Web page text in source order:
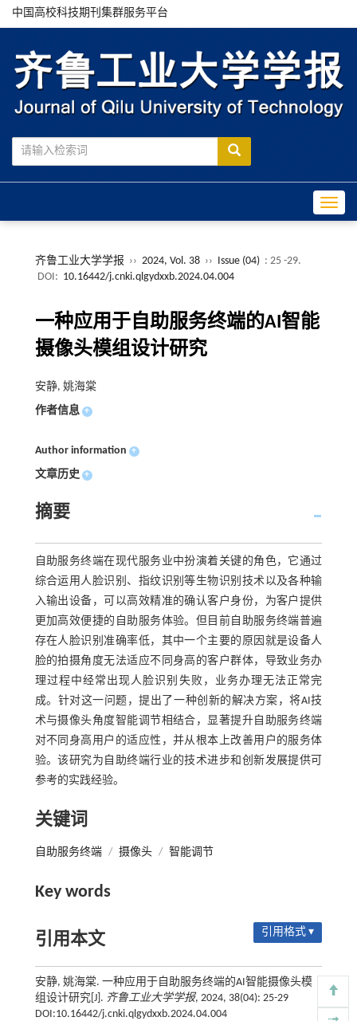
中国高校科技期刊集群服务平台
齐鲁工业大学学报 ›› 2024, Vol. 38 ›› Issue (04) : 25 -29.
DOI: 10.16442/j.cnki.qlgydxxb.2024.04.004
一种应用于自助服务终端的AI智能
摄像头模组设计研究
安静, 姚海棠
作者信息 +
Author information +
文章历史 +
摘要
自助服务终端在现代服务业中扮演着关键的角色，它通过
综合运用人脸识别、指纹识别等生物识别技术以及各种输
入输出设备，可以高效精准的确认客户身份，为客户提供
更加高效便捷的自助服务体验。但目前自助服务终端普遍
存在人脸识别准确率低，其中一个主要的原因就是设备人
脸的拍摄角度无法适应不同身高的客户群体，导致业务办
理过程中经常出现人脸识别失败，业务办理无法正常完
成。针对这一问题，提出了一种创新的解决方案，将AI技
术与摄像头角度智能调节相结合，显著提升自助服务终端
对不同身高用户的适应性，并从根本上改善用户的服务体
验。该研究为自助终端行业的技术进步和创新发展提供可
参考的实践经验。
关键词
自助服务终端 / 摄像头 / 智能调节
Key words
引用本文 引用格式 ▾
安静, 姚海棠. 一种应用于自助服务终端的AI智能摄像头模
组设计研究[J]. 齐鲁工业大学学报, 2024, 38(04): 25-29
DOI:10.16442/j.cnki.qlgydxxb.2024.04.004